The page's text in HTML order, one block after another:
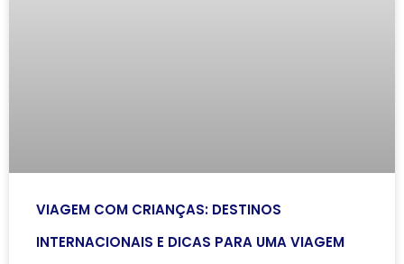
VIAGEM COM CRIANÇAS: DESTINOS
INTERNACIONAIS E DICAS PARA UMA VIAGEM